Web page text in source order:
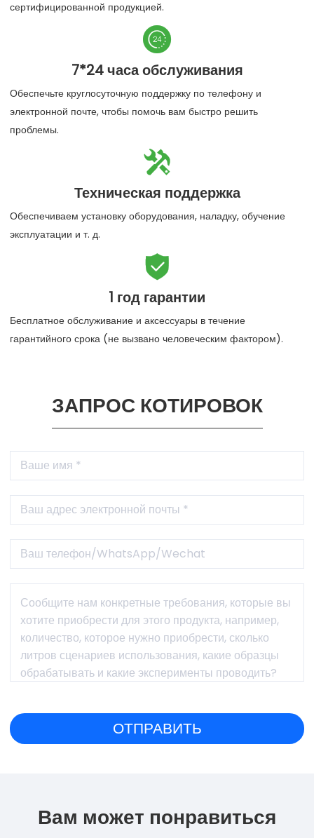
сертифицированной продукцией.

7*24 часа обслуживания
Обеспечьте круглосуточную поддержку по телефону и
электронной почте, чтобы помочь вам быстро решить
проблемы.

Техническая поддержка
Обеспечиваем установку оборудования, наладку, обучение
эксплуатации и т. д.

1 год гарантии
Бесплатное обслуживание и аксессуары в течение
гарантийного срока (не вызвано человеческим фактором).
ЗАПРОС КОТИРОВОК
Вам может понравиться